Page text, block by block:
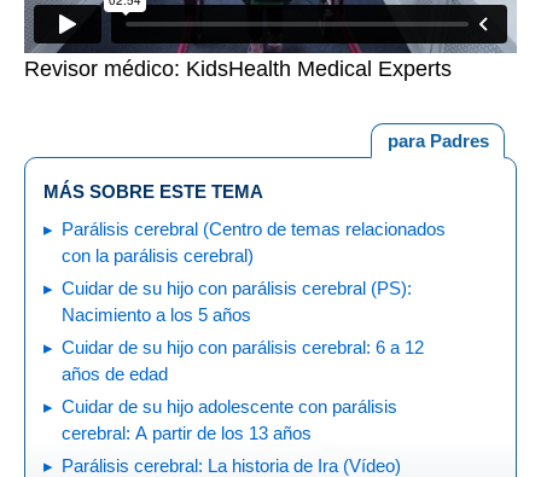
Revisor médico: KidsHealth Medical Experts
para Padres
MÁS SOBRE ESTE TEMA
Parálisis cerebral (Centro de temas relacionados
con la parálisis cerebral)
Cuidar de su hijo con parálisis cerebral (PS):
Nacimiento a los 5 años
Cuidar de su hijo con parálisis cerebral: 6 a 12
años de edad
Cuidar de su hijo adolescente con parálisis
cerebral: A partir de los 13 años
Parálisis cerebral: La historia de Ira (Vídeo)